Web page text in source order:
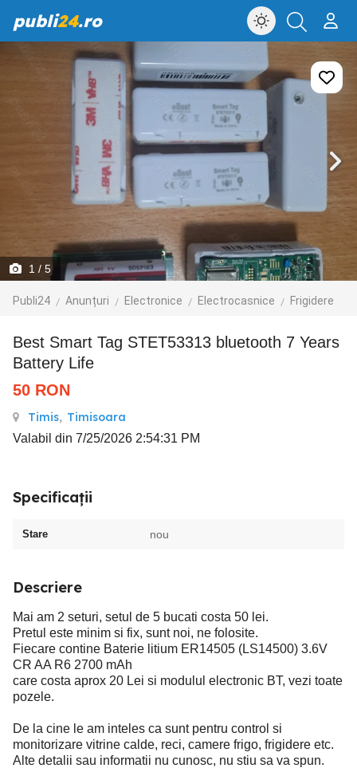
publi24.ro
1 / 5
Publi24 Anunțuri Electronice Electrocasnice Frigidere
Best Smart Tag STET53313 bluetooth 7 Years
Battery Life
50 RON
Timis, Timisoara
Valabil din 7/25/2026 2:54:31 PM
Specificații
Stare nou
Descriere
Mai am 2 seturi, setul de 5 bucati costa 50 lei.
Pretul este minim si fix, sunt noi, ne folosite.
Fiecare contine Baterie litium ER14505 (LS14500) 3.6V
CR AA R6 2700 mAh
care costa aprox 20 Lei si modulul electronic BT, vezi toate
pozele.
De la cine le am inteles ca sunt pentru control si
monitorizare vitrine calde, reci, camere frigo, frigidere etc.
Alte detalii sau informatii nu cunosc, nu stiu sa va spun.